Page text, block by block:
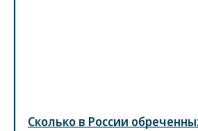
Сколько в России